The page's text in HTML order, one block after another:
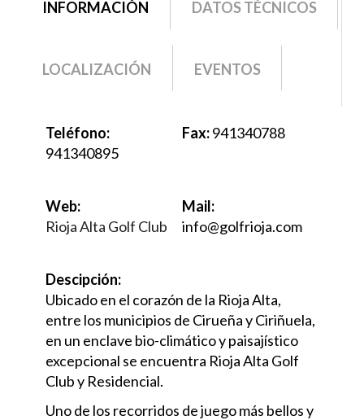
INFORMACIÓN (SOLAPA
ACTIVA)
DATOS TÉCNICOS
LOCALIZACIÓN EVENTOS
Teléfono:
941340895
Fax:941340788
Web:
Rioja Alta Golf Club
Mail:
info@golfrioja.com
Descipción:
Ubicado en el corazón de la Rioja Alta,
entre los municipios de Cirueña y Ciriñuela,
en un enclave bio-climático y paisajístico
excepcional se encuentra Rioja Alta Golf
Club y Residencial.
Uno de los recorridos de juego más bellos y